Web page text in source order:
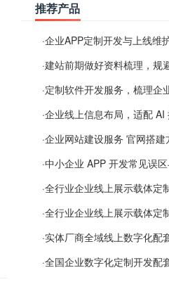
推荐产品
·企业APP定制开发与上线维
·建站前期做好资料梳理，规避后续各类
·定制软件开发服务，梳理企业数字化落地
·企业线上信息布局，适配 AI 搜索需要留意
·企业网站建设服务 官网搭建方案经
·中小企业 APP 开发常见误区与项目规划
·全行业企业线上展示载体定制搭
·全行业企业线上展示载体定制搭
·实体厂商全域线上数字化配套开发与地域检
·全国企业数字化定制开发配套全域搜索